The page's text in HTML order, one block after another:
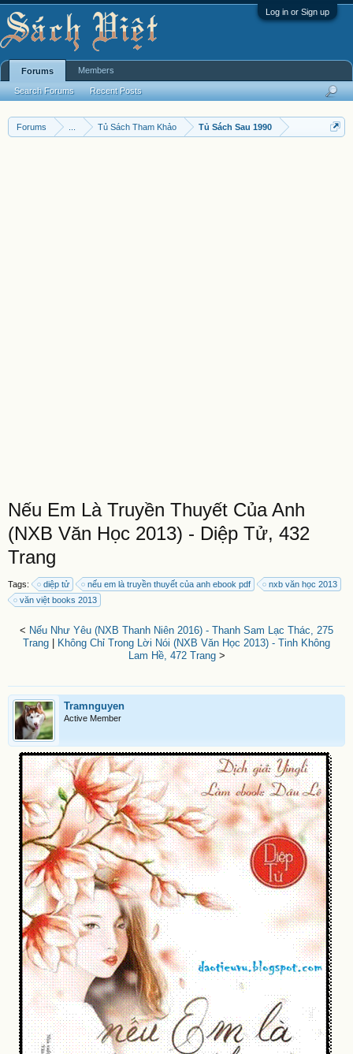
Log in or Sign up
Forums Tủ Sách Tham Khảo Tủ Sách Sau 1990
Nếu Em Là Truyền Thuyết Của Anh
(NXB Văn Học 2013) - Diệp Tử, 432
Trang
Tags: diệp tử nếu em là truyền thuyết của anh ebook pdf
nxb văn học 2013
văn việt books 2013
< Nếu Như Yêu (NXB Thanh Niên 2016) - Thanh Sam Lạc Thác, 275
Trang
Không Chỉ Trong Lời Nói (NXB Văn Học 2013) - Tinh Không
Lam Hề, 472 Trang>
Tramnguyen
Active Member
Forums
Search Forums Recent Posts
Members